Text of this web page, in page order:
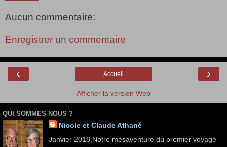
Aucun commentaire:
Enregistrer un commentaire
‹ ›
Accueil
Afficher la version Web
QUI SOMMES NOUS ?
Nicole et Claude Athané
Janvier 2018.Notre mésaventure du premier voyage